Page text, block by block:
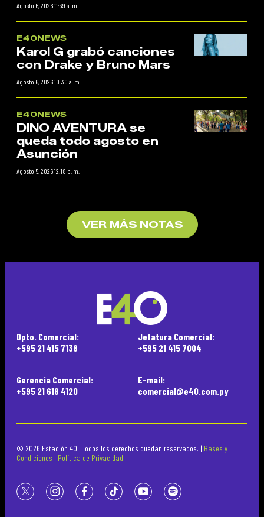
Agosto 6, 2026 11:39 a. m.
E40NEWS
Karol G grabó canciones
con Drake y Bruno Mars
Agosto 6, 2026 10:30 a. m.
E40NEWS
DINO AVENTURA se
queda todo agosto en
Asunción
Agosto 5, 2026 12:18 p. m.
VER MÁS NOTAS
Dpto. Comercial:
+595 21 415 7138
Jefatura Comercial:
+595 21 415 7004
Gerencia Comercial:
+595 21 618 4120
E-mail:
comercial@e40.com.py
© 2026 Estación 40 · Todos los derechos quedan reservados. | Bases y
Condiciones | Política de Privacidad
twitter instagramfacebooktiktok youtubespotify